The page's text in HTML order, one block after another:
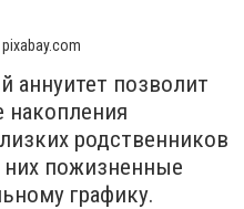
аннуитет позволит
накопления
родственников
них пожизненные
графику.